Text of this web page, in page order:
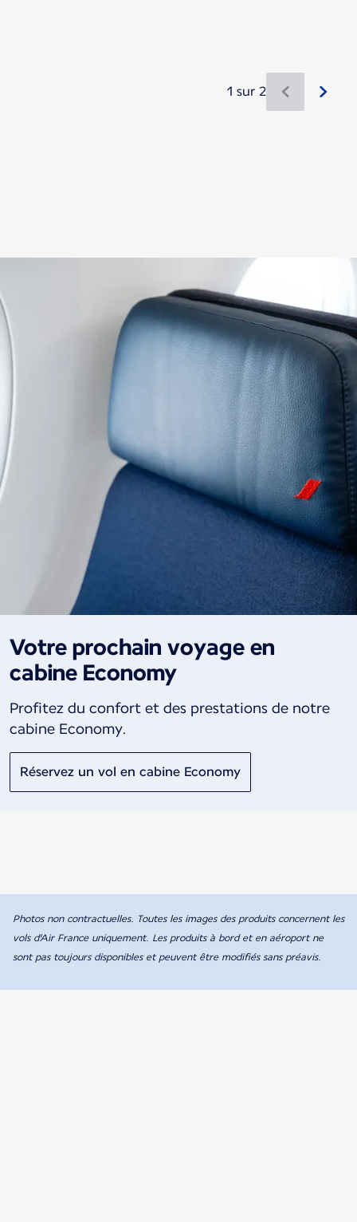
1 sur 2
Votre prochain voyage en
cabine Economy
Profitez du confort et des prestations de notre
cabine Economy.
Réservez un vol en cabine Economy
Photos non contractuelles. Toutes les images des produits concernent les
vols d'Air France uniquement. Les produits à bord et en aéroport ne
sont pas toujours disponibles et peuvent être modifiés sans préavis.